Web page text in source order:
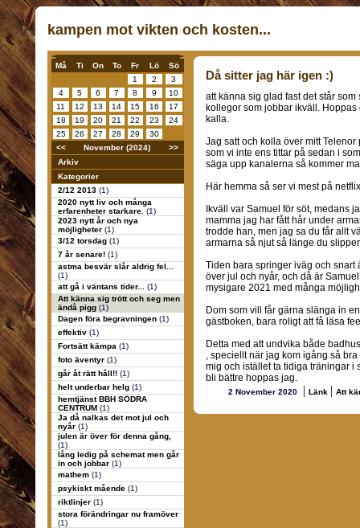
kampen mot vikten och kosten...
Må Ti On To Fr Lö
Sö
1
2
3
4
5 6 7 8 9
10
11
12 13 14 15 16
17
18
19 20 21 22 23
24
25
26 27 28 29
30
<<
November (2024)
>>
Arkiv
Kategorier
2/12 2013 (1)
2020 nytt liv och många
erfarenheter starkare. (1)
2023 nytt år och nya
möjligheter (1)
3/12 torsdag (1)
7 år senare! (1)
astma besvär slår aldrig fel...
(1)
att gå i väntans tider... (1)
Att känna sig trött och seg men
ändå pigg (1)
Dagen föra begravningen (1)
effektiv (1)
Fortsätt kämpa (1)
foto äventyr (1)
går åt rätt håll!! (1)
helt underbar helg (1)
hemtjänst BBH SÖDRA
CENTRUM (1)
Ja då nalkas det mot jul och
nyår (1)
julen är över för denna gång,
(1)
lång ledig på schemat men går
in och jobbar (1)
mathem (1)
psykiskt mående (1)
riktlinjer (1)
stora förändringar nu framöver
(1)
Då sitter jag här igen :)
att känna sig glad fast det står
kollegor som jobbar ikväll.
kalla.
Jag satt och kolla över mitt
som vi inte ens tittar på sedan i
säga upp kanalerna så kommer
Här hemma så ser vi mest på
Ikväll var Samuel för söt, medans
mamma jag har fått hår under
trodde han, men jag sa du får allt
armarna så njut så länge du
Tiden bara springer iväg och snart
över jul och nyår, och då är
mysigare 2021 med många
Dom som vill får gärna slänga in
gästboken, bara roligt att få läsa
Detta med att undvika både
, speciellt när jag kom igång så
mig och istället ta tidiga träningar i
bli bättre hoppas jag.
2 November 2020 | Länk | Att